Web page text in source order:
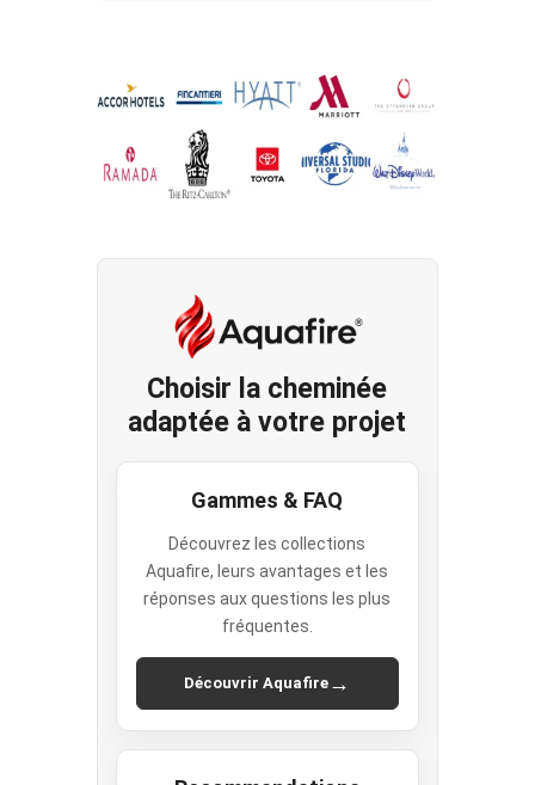
Choisir la cheminée
adaptée à votre projet
Gammes & FAQ
Découvrez les collections
Aquafire, leurs avantages et les
réponses aux questions les plus
fréquentes.
Découvrir Aquafire →